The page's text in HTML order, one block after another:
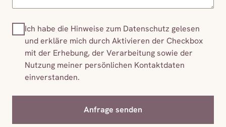
Ich habe die Hinweise zum Datenschutz gelesen
und erkläre mich durch Aktivieren der Checkbox
mit der Erhebung, der Verarbeitung sowie der
Nutzung meiner persönlichen Kontaktdaten
einverstanden.
Anfrage senden